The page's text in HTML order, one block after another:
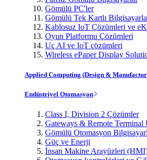
Gömülü PC'ler
Gömülü Tek Kartlı
Kablosuz IoT Çözümleri ve
Oyun Platformu Çözümleri
Uç AI ve IoT çözümleri
Wireless ePaper Display
Applied Computing (Design &
Endüstriyel Otomasyon
Class I, Division 2 Çözümler
Gateways & Remote Terminal
Gömülü Otomasyon
Güç ve Enerji
İnsan Makine Arayüzleri